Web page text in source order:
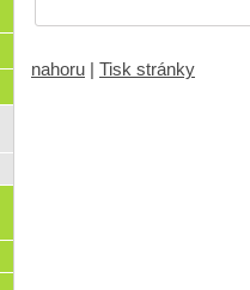
nahoru Tisk stránky